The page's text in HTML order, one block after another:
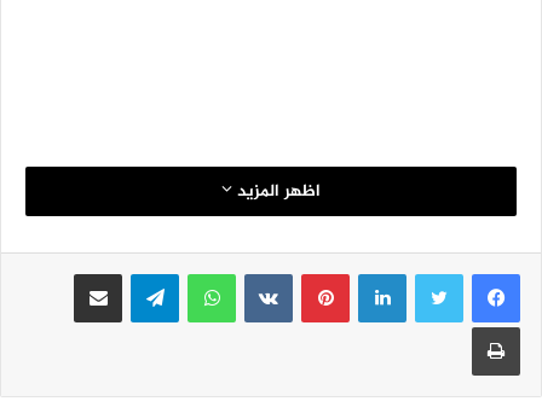
اظهر المزيد
لينكدإنبينتيريست واتساب تيلقرام مشاركة عبر البريد
طباعة